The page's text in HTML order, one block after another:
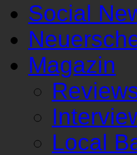
Social
Magazin
Local